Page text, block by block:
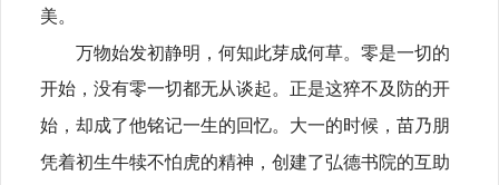
美。
万物始发初静明，何知此芽成何草。零是一切的
开始，没有零一切都无从谈起。正是这猝不及防的开
始，却成了他铭记一生的回忆。大一的时候，苗乃朋
凭着初生牛犊不怕虎的精神，创建了弘德书院的互助